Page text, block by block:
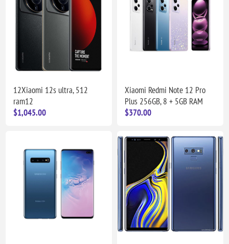
12Xiaomi 12s ultra, 512
ram12
$1,045.00
Xiaomi Redmi Note 12 Pro
Plus 256GB, 8 + 5GB RAM
$370.00